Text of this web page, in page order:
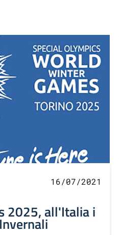
16/07/2021
2025, all'Italia i